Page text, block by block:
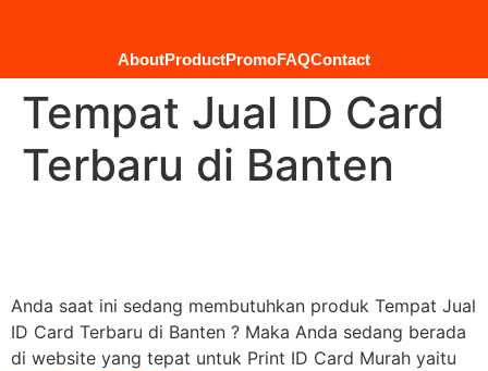
AboutProductPromoFAQContact
Tempat Jual ID Card
Terbaru di Banten
Anda saat ini sedang membutuhkan produk Tempat Jual
ID Card Terbaru di Banten ? Maka Anda sedang berada
di website yang tepat untuk Print ID Card Murah yaitu